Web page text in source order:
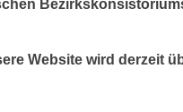
Website wird derzeit